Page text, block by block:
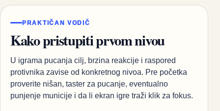
PRAKTIČAN VODIČ
Kako pristupiti prvom nivou
U igrama pucanja cilj, brzina reakcije i raspored
protivnika zavise od konkretnog nivoa. Pre početka
proverite nišan, taster za pucanje, eventualno
punjenje municije i da li ekran igre traži klik za fokus.